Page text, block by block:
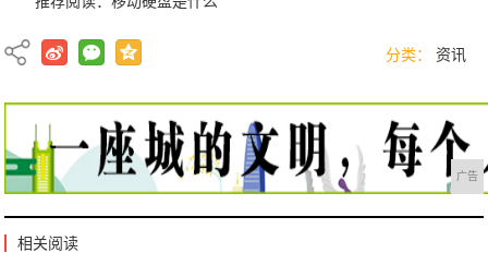
分类： 资讯
广告
相关阅读